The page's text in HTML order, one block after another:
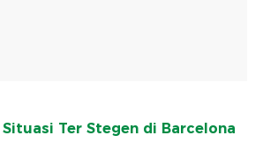
Situasi Ter Stegen di Barcelona